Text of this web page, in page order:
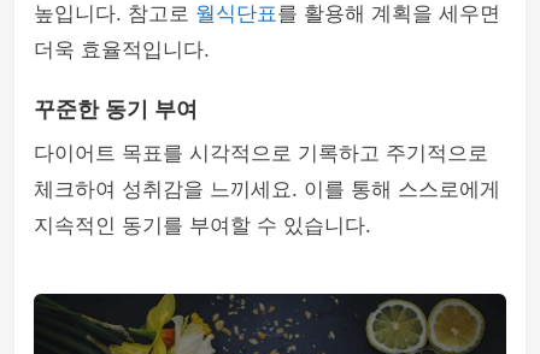
높입니다. 참고로 월식단표를 활용해 계획을 세우면
더욱 효율적입니다.
꾸준한 동기 부여
다이어트 목표를 시각적으로 기록하고 주기적으로
체크하여 성취감을 느끼세요. 이를 통해 스스로에게
지속적인 동기를 부여할 수 있습니다.